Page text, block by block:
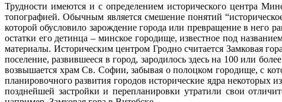
Трудности имеются и с определением исторического центра
топографией. Обычным является смешение понятий
которой обусловило зарождение города или превращение в него
остатки его детинца – минское городище, известное под
материалы. Историческим центром Гродно считается Замковая
поселение, развившееся в город, зародилось здесь на 100 или
возвышается храм Св. Софии, забывая о полоцком городище, с
планировочного развития городов исторические ядра некоторых
позднейшей застройки и перепланировки утратили свои